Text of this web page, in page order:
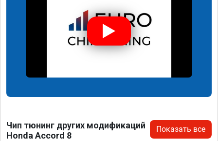
Чип тюнинг других модификаций
Honda Accord 8
Показать все